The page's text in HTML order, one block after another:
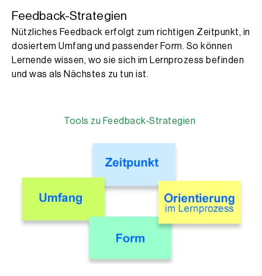
Feedback-Strategien
Nützliches Feedback erfolgt zum richtigen Zeitpunkt, in
dosiertem Umfang und passender Form. So können
Lernende wissen, wo sie sich im Lernprozess befinden
und was als Nächstes zu tun ist.
Tools zu Feedback-Strategien